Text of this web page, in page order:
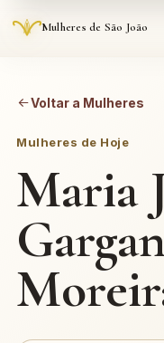
Mulheres de São João
Voltar a Mulheres
Mulheres de Hoje
Maria